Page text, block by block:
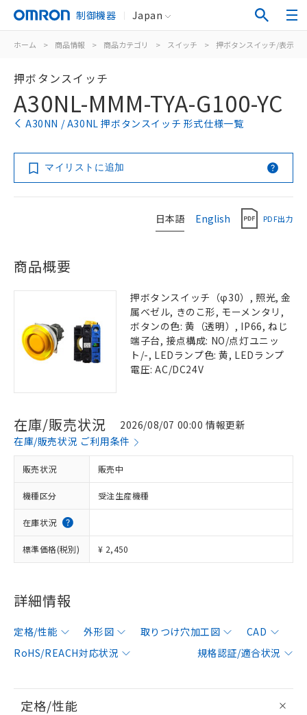
制御機器 Japan
ホーム > 商品情報 > 商品カテゴリ > スイッチ > 押ボタンスイッチ/表示灯
押ボタンスイッチ
A30NL-MMM-TYA-G100-YC
A30NN / A30NL 押ボタンスイッチ 形式仕様一覧
マイリストに追加
日本語 English PDF出力
商品概要
押ボタンスイッチ（φ30）, 照光, 金
属ベゼル, きのこ形, モーメンタリ,
ボタンの色: 黄（透明）, IP66, ねじ
端子台, 接点構成: NO/点灯ユニッ
ト/-, LEDランプ色: 黄, LEDランプ
電圧: AC/DC24V
在庫/販売状況
2026/08/07 00:00 情報更新
在庫/販売状況 ご利用条件
販売状況 販売中
機種区分 受注生産機種
在庫状況
標準価格(税別) ¥ 2,450
詳細情報
定格/性能 外形図 取りつけ穴加工図
CAD
RoHS/REACH対応状況
規格認証/適合状況
定格/性能